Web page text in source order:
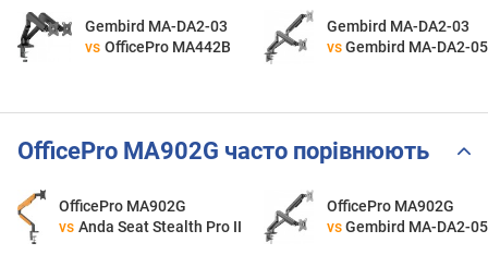
Gembird MA-DA2-03
vs OfficePro MA442B
Gembird MA-DA2-03
vs Gembird MA-DA2-05
OfficePro MA902G часто порівнюють
OfficePro MA902G
vs Anda Seat Stealth Pro II
OfficePro MA902G
vs Gembird MA-DA2-05